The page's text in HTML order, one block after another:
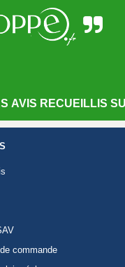
AVIS RECUEILLIS
commande